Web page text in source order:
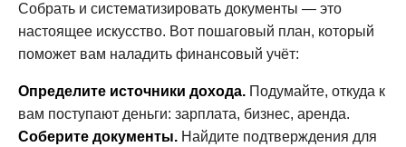
Собрать и систематизировать документы — это
настоящее искусство. Вот пошаговый план, который
поможет вам наладить финансовый учёт:
Определите источники дохода. Подумайте, откуда к
вам поступают деньги: зарплата, бизнес, аренда.
Соберите документы. Найдите подтверждения для